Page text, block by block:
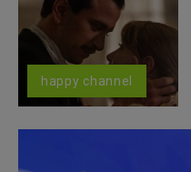
happy channel